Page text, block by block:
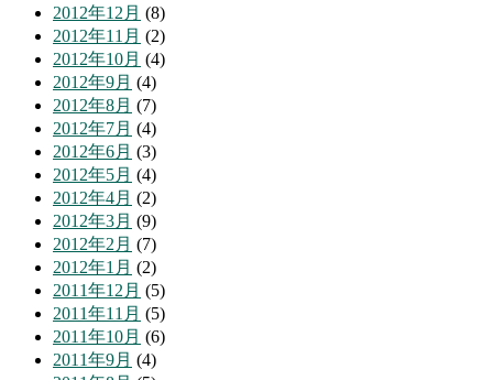
2012年12月 (8)
2012年11月 (2)
2012年10月 (4)
2012年9月 (4)
2012年8月 (7)
2012年7月 (4)
2012年6月 (3)
2012年5月 (4)
2012年4月 (2)
2012年3月 (9)
2012年2月 (7)
2012年1月 (2)
2011年12月 (5)
2011年11月 (5)
2011年10月 (6)
2011年9月 (4)